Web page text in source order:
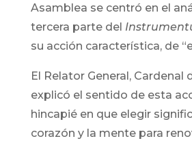
Asamblea se centró en el
tercera parte del
su acción característica, de
El Relator General, Cardenal
explicó el sentido de esta
hincapié en que elegir
corazón y la mente para